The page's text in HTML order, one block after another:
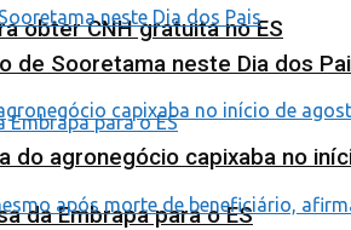
obter CNH gratuita no ES
da Embrapa para o ES
de Sooretama neste Dia dos
do agronegócio capixaba no